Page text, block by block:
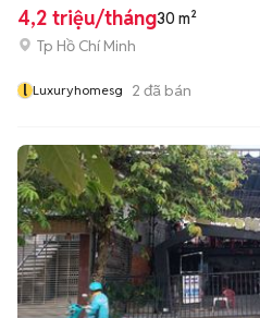
4,2 triệu/tháng30 m²
Tp Hồ Chí Minh
l Luxuryhomesg 2 đã bán